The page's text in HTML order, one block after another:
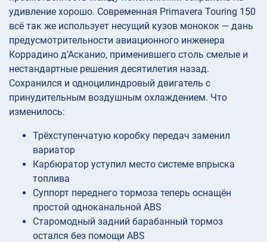
удивление хорошо. Современная Primavera Touring 150
всё так же использует несущий кузов монокок — дань
предусмотрительности авиационного инженера
Коррадино д’Асканио, применившего столь смелые и
нестандартные решения десятилетия назад.
Сохранился и одноцилиндровый двигатель с
принудительным воздушным охлаждением. Что
изменилось:
Трёхступенчатую коробку передач заменил
вариатор
Карбюратор уступил место системе впрыска
топлива
Суппорт переднего тормоза теперь оснащён
простой одноканальной ABS
Старомодный задний барабанный тормоз
остался без помощи ABS